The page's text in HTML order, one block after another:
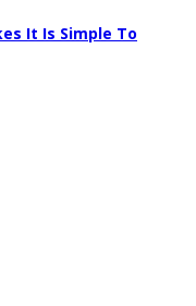
It Is Simple To